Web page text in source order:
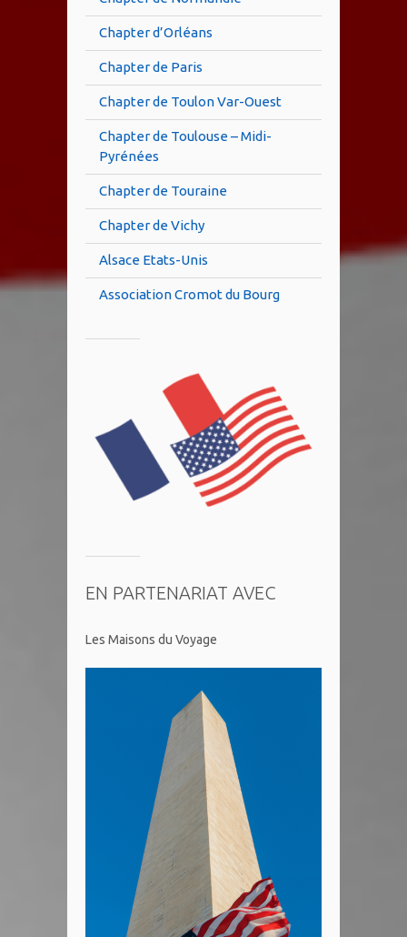
Chapter d’Orléans
Chapter de Paris
Chapter de Toulon Var-Ouest
Chapter de Toulouse – Midi-
Pyrénées
Chapter de Touraine
Chapter de Vichy
Alsace Etats-Unis
Association Cromot du Bourg
EN PARTENARIAT AVEC
Les Maisons du Voyage